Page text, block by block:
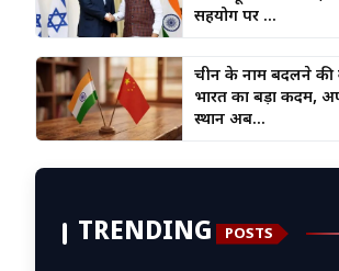
सहयोग पर ...
चीन के नाम बदलने की
भारत का बड़ा कदम,
स्थान अब...
TRENDING POSTS